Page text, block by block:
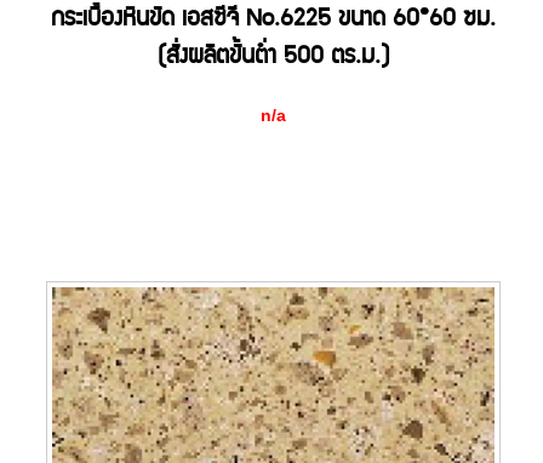
กระเบื้องหินขัด เอสซีจี No.6225 ขนาด 60*60 ซม.
(สั่งผลิตขั้นต่ำ 500 ตร.ม.)
n/a